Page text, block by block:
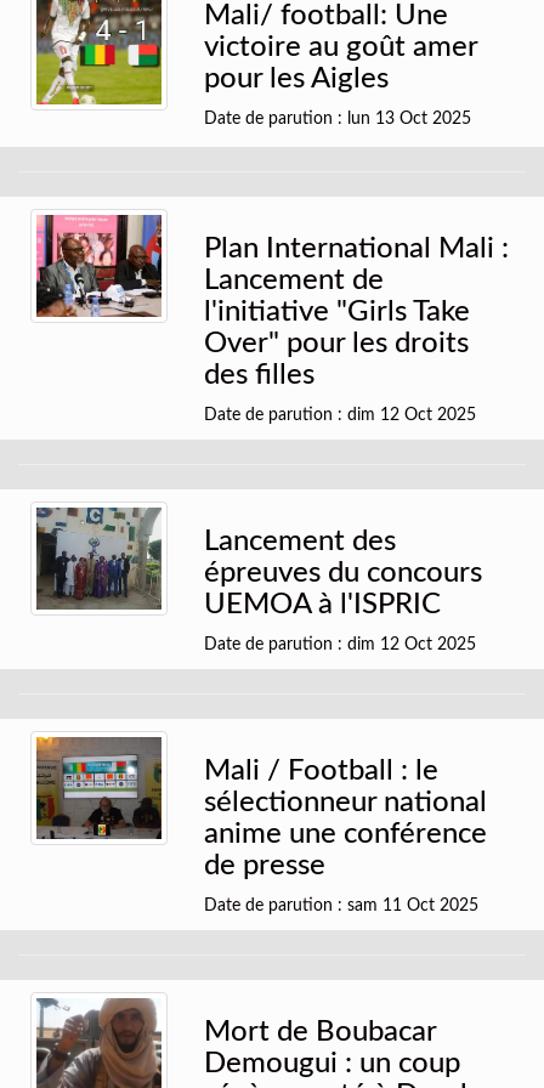
Mali/ football: Une
victoire au goût amer
pour les Aigles
Date de parution : lun 13 Oct 2025
Plan International Mali :
Lancement de
l'initiative "Girls Take
Over" pour les droits
des filles
Date de parution : dim 12 Oct 2025
Lancement des
épreuves du concours
UEMOA à l'ISPRIC
Date de parution : dim 12 Oct 2025
Mali / Football : le
sélectionneur national
anime une conférence
de presse
Date de parution : sam 11 Oct 2025
Mort de Boubacar
Demougui : un coup